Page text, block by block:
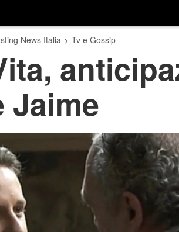
News Italia > Tv e Gossip
Jaime